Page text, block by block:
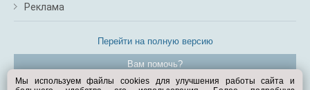
Реклама
Перейти на полную версию
Вам помочь?
Мы используем файлы cookies для улучшения работы сайта и